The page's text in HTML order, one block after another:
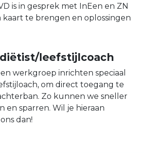
is in gesprek met InEen en ZN
te brengen en oplossingen
leefstijlcoach
werkgroep inrichten speciaal
om direct toegang te
Zo kunnen we sneller
en sparren. Wil je hieraan
dan!